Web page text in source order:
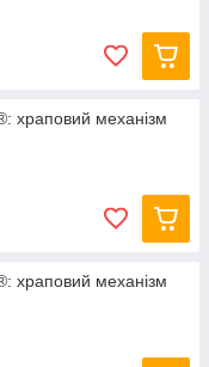
храповий механізм
храповий механізм